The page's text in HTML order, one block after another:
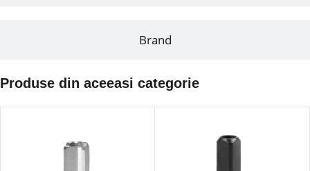
Brand
Produse din aceeasi categorie